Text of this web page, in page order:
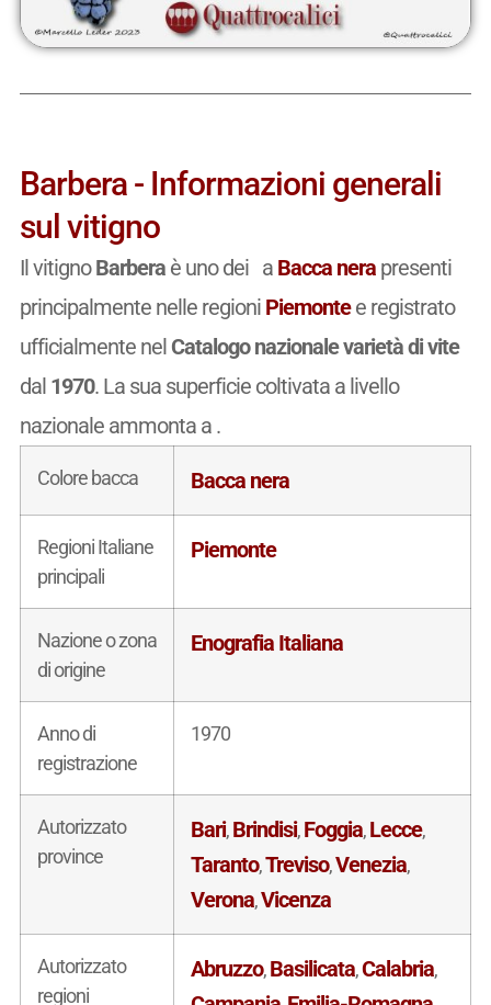
Barbera - Informazioni generali
sul vitigno
Il vitignoBarbera è uno dei a Bacca nerapresenti
principalmente nelle regioni Piemontee registrato
ufficialmente nel Catalogo nazionale varietà di vite
dal 1970. La sua superficie coltivata a livello
nazionale ammonta a .
Colore bacca Bacca nera
Regioni Italiane
principali
Piemonte
Nazione o zona
di origine
Enografia Italiana
Anno di
registrazione
1970
Autorizzato
province
Bari,Brindisi,Foggia,Lecce,
Taranto,Treviso,Venezia,
Verona,Vicenza
Autorizzato
regioni
Abruzzo,Basilicata,Calabria,